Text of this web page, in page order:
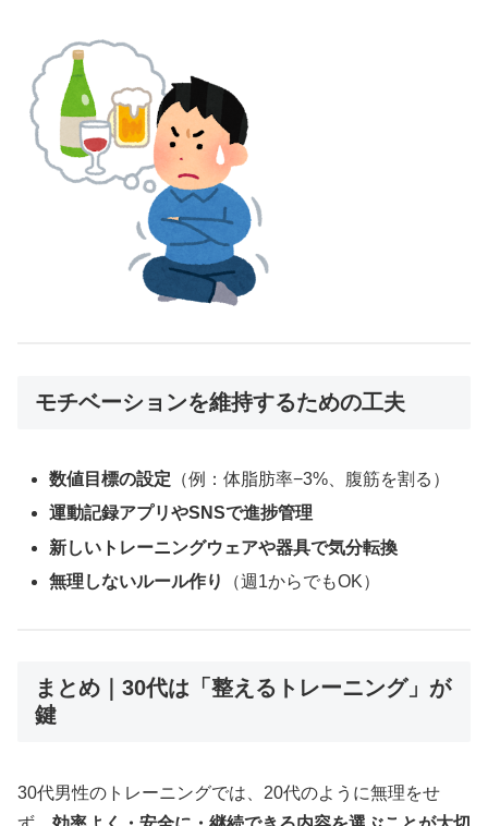
モチベーションを維持するための工夫
数値目標の設定 （例：体脂肪率−3%、腹筋を割る）
運動記録アプリやSNSで進捗管理
新しいトレーニングウェアや器具で気分転換
無理しないルール作り
（週1からでもOK）
まとめ｜30代は「整えるトレーニング」が
鍵
30代男性のトレーニングでは、20代のように無理をせ